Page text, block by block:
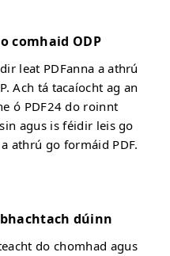
comhaid ODP
leat PDFanna a athrú
Ach tá tacaíocht ag an
ó PDF24 do roinnt
agus is féidir leis go
athrú go formáid PDF.
dúinn
do chomhad agus